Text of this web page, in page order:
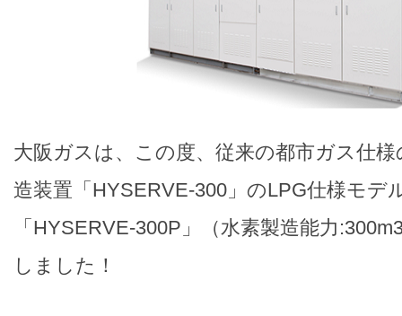
大阪ガスは、この度、従来の都市ガス仕
造装置「HYSERVE-300」のLPG仕様モデ
「HYSERVE-300P」（水素製造能力
しました！